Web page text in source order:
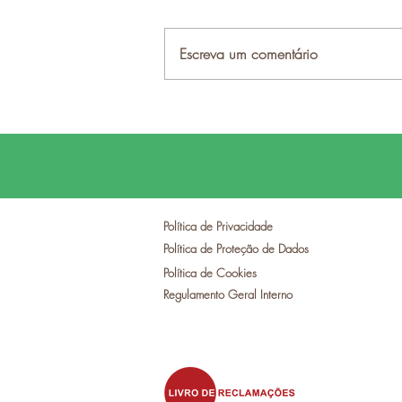
Intermunicipal das Beiras
Congresso Mundial de
Turismo do Interior
Escreva um comentário
Política de Privacidade
Política de Proteção de Dados
Política de Cookies
Regulamento Geral Interno